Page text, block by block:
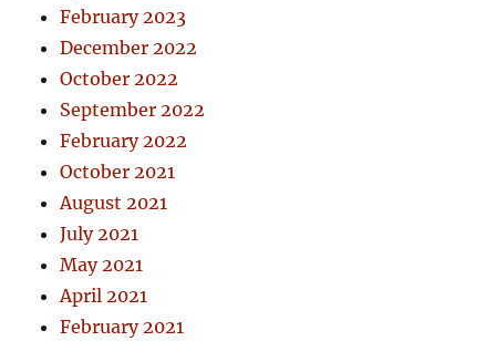
February 2023
December 2022
October 2022
September 2022
February 2022
October 2021
August 2021
July 2021
May 2021
April 2021
February 2021